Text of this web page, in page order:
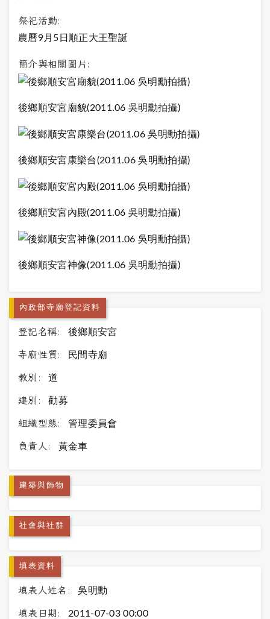
祭祀活動:
農曆9月5日順正大王聖誕
簡介與相關圖片:
後鄉順安宮廟貌(2011.06 吳明勳拍攝)
後鄉順安宮康樂台(2011.06 吳明勳拍攝)
後鄉順安宮內殿(2011.06 吳明勳拍攝)
後鄉順安宮神像(2011.06 吳明勳拍攝)
內政部寺廟登記資料
登記名稱: 後鄉順安宮
寺廟性質: 民間寺廟
教別: 道
建別: 勸募
組織型態: 管理委員會
負責人: 黃金車
建築與飾物
社會與社群
填表資料
填表人姓名: 吳明勳
填表日期: 2011-07-03 00:00